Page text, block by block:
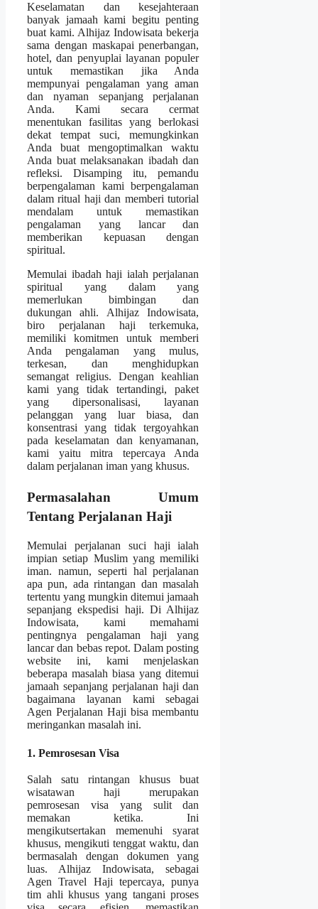
Keselamatan dan kesejahteraan
banyak jamaah kami begitu penting
buat kami. Alhijaz Indowisata bekerja
sama dengan maskapai penerbangan,
hotel, dan penyuplai layanan populer
untuk memastikan jika Anda
mempunyai pengalaman yang aman
dan nyaman sepanjang perjalanan
Anda. Kami secara cermat
menentukan fasilitas yang berlokasi
dekat tempat suci, memungkinkan
Anda buat mengoptimalkan waktu
Anda buat melaksanakan ibadah dan
refleksi. Disamping itu, pemandu
berpengalaman kami berpengalaman
dalam ritual haji dan memberi tutorial
mendalam untuk memastikan
pengalaman yang lancar dan
memberikan kepuasan dengan
spiritual.
Memulai ibadah haji ialah perjalanan
spiritual yang dalam yang
memerlukan bimbingan dan
dukungan ahli. Alhijaz Indowisata,
biro perjalanan haji terkemuka,
memiliki komitmen untuk memberi
Anda pengalaman yang mulus,
terkesan, dan menghidupkan
semangat religius. Dengan keahlian
kami yang tidak tertandingi, paket
yang dipersonalisasi, layanan
pelanggan yang luar biasa, dan
konsentrasi yang tidak tergoyahkan
pada keselamatan dan kenyamanan,
kami yaitu mitra tepercaya Anda
dalam perjalanan iman yang khusus.
Permasalahan Umum
Tentang Perjalanan Haji
Memulai perjalanan suci haji ialah
impian setiap Muslim yang memiliki
iman. namun, seperti hal perjalanan
apa pun, ada rintangan dan masalah
tertentu yang mungkin ditemui jamaah
sepanjang ekspedisi haji. Di Alhijaz
Indowisata, kami memahami
pentingnya pengalaman haji yang
lancar dan bebas repot. Dalam posting
website ini, kami menjelaskan
beberapa masalah biasa yang ditemui
jamaah sepanjang perjalanan haji dan
bagaimana layanan kami sebagai
Agen Perjalanan Haji bisa membantu
meringankan masalah ini.
1. Pemrosesan Visa
Salah satu rintangan khusus buat
wisatawan haji merupakan
pemrosesan visa yang sulit dan
memakan ketika. Ini
mengikutsertakan memenuhi syarat
khusus, mengikuti tenggat waktu, dan
bermasalah dengan dokumen yang
luas. Alhijaz Indowisata, sebagai
Agen Travel Haji tepercaya, punya
tim ahli khusus yang tangani proses